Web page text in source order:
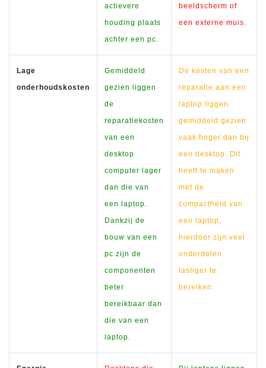
actievere
houding plaats
achter een pc.
beeldscherm of
een externe muis.
Lage
onderhoudskosten
Gemiddeld
gezien liggen
de
reparatiekosten
van een
desktop
computer lager
dan die van
een laptop.
Dankzij de
bouw van een
pc zijn de
componenten
beter
bereikbaar dan
die van een
laptop.
De kosten van een
reparatie aan een
laptop liggen
gemiddeld gezien
vaak hoger dan bij
een desktop. Dit
heeft te maken
met de
compactheid van
een laptop,
hierdoor zijn veel
onderdelen
lastiger te
bereiken.